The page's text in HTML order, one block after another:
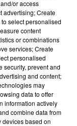
de l’un
Bas-Rhin. Surtout
qui visent à
rappelle qu’il faut
des fautes de
mot de passe.
ces
or access
advertising; Create
select personalised
content
or combinations
services; Create
personalised
security, prevent and
and content;
may
data to offer
information actively
combine data from
devices based on